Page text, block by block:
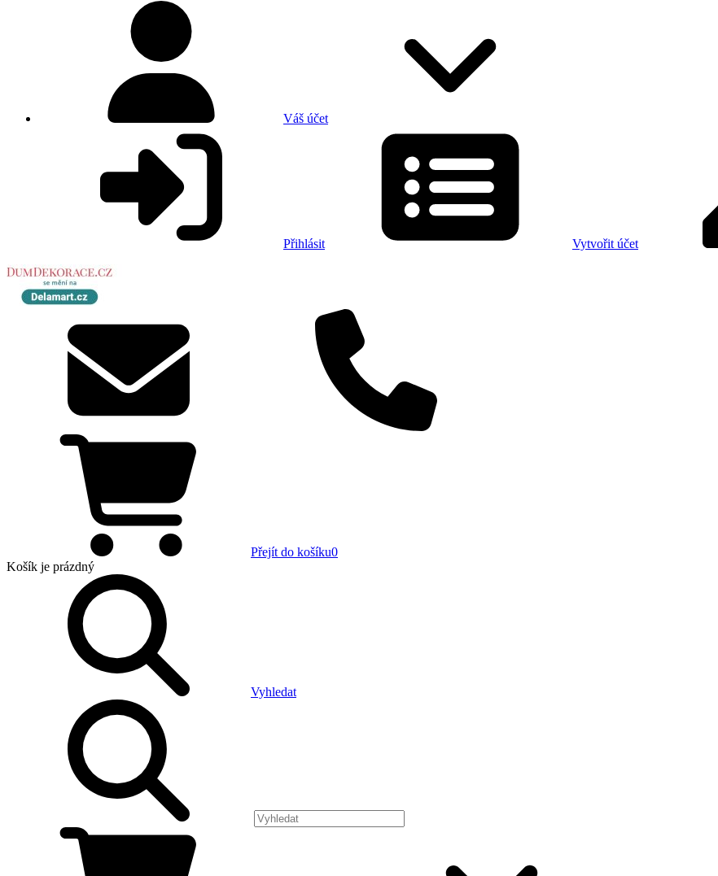
Váš účet
Přihlásit Vytvořit účet
Přejít do košíku0
Košík je prázdný
Vyhledat